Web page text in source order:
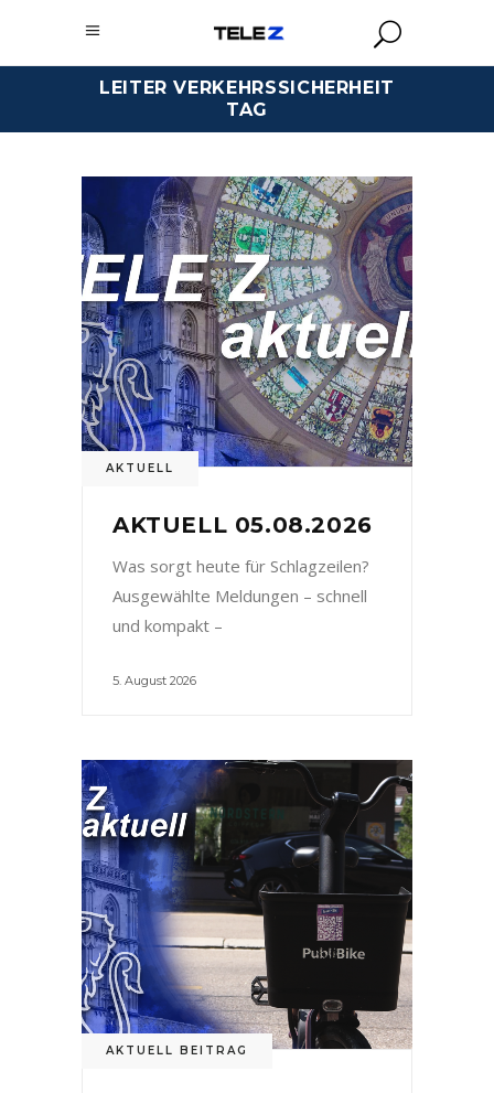
LEITER VERKEHRSSICHERHEIT
TAG
AKTUELL
AKTUELL 05.08.2026
Was sorgt heute für Schlagzeilen?
Ausgewählte Meldungen – schnell
und kompakt –
5. August 2026
AKTUELL BEITRAG